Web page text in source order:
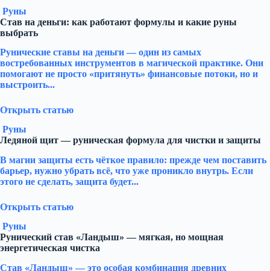
Руны
Став на деньги: как работают формулы и какие руны
выбрать
Рунические ставы на деньги — один из самых
востребованных инструментов в магической практике. Они
помогают не просто «притянуть» финансовые потоки, но и
выстроить...
Открыть статью
Руны
Ледяной щит — руническая формула для чистки и защиты
В магии защиты есть чёткое правило: прежде чем поставить
барьер, нужно убрать всё, что уже проникло внутрь. Если
этого не сделать, защита будет...
Открыть статью
Руны
Рунический став «Ландыш» — мягкая, но мощная
энергетическая чистка
Став «Ландыш» — это особая комбинация древних